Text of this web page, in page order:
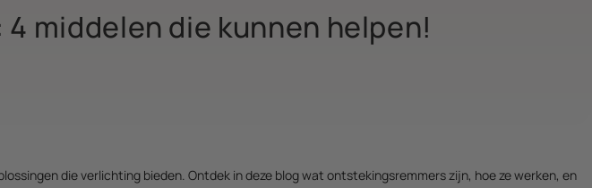
middelen die kunnen helpen!
die verlichting bieden. Ontdek in deze blog wat ontstekingsremmers zijn, hoe ze werken, en